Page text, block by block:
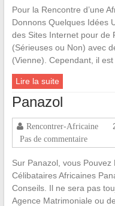
Pour la Rencontre d’une
Donnons Quelques Idées
des Sites Internet pour de
(Sérieuses ou Non) avec
(Vienne). Cependant, il
Lire la suite
Panazol
Rencontrer-Africaine
Pas de commentaire
Sur Panazol, vous
Célibataires Africaines
Conseils. Il ne sera pas
Agence Matrimoniale ou